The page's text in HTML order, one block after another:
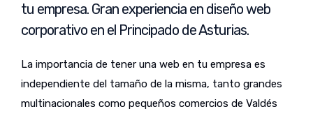
tu empresa. Gran experiencia en diseño web
corporativo en el Principado de Asturias.
La importancia de tener una web en tu empresa es
independiente del tamaño de la misma, tanto grandes
multinacionales como pequeños comercios de Valdés